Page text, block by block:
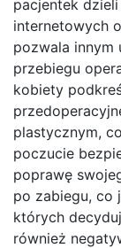
pacjentek
internetowych
pozwala innym
przebiegu
kobiety
plastycznym,
poczucie
poprawę
po zabiegu, co
których
również